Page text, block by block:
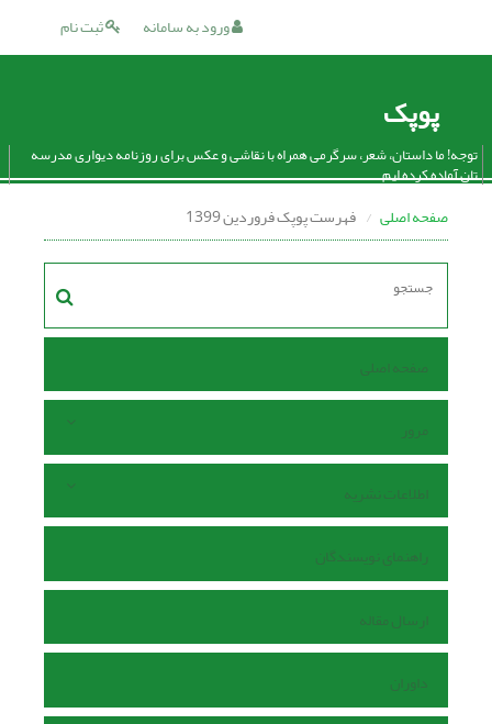
ثبت نام ورود به سامانه
پوپک
توجه! ما داستان، شعر، سرگرمی همراه با نقاشی و عکس برای روزنامه دیواری مدرسه
تان آماده کرده ایم.
صفحه اصلی فهرست پوپک فروردین 1399
صفحه اصلی
مرور
اطلاعات نشریه
راهنمای نویسندگان
ارسال مقاله
داوران